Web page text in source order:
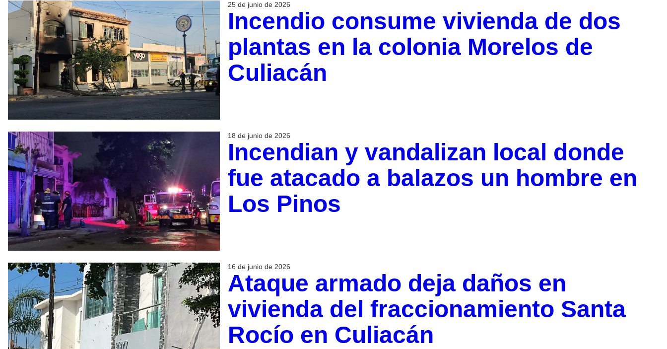
25 de junio de 2026
Incendio consume vivienda de dos
plantas en la colonia Morelos de
Culiacán
18 de junio de 2026
Incendian y vandalizan local donde
fue atacado a balazos un hombre en
Los Pinos
16 de junio de 2026
Ataque armado deja daños en
vivienda del fraccionamiento Santa
Rocío en Culiacán